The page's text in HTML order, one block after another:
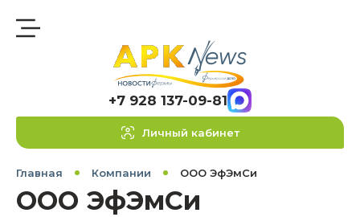
+7 928 137-09-81
Личный кабинет
Главная Компании ООО ЭфЭмСи
ООО ЭфЭмСи